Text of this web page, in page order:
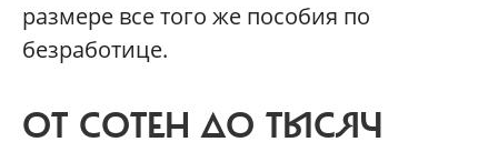
размере все того же пособия по
безработице.
ОТ СОТЕН ДО ТЫСЯЧ